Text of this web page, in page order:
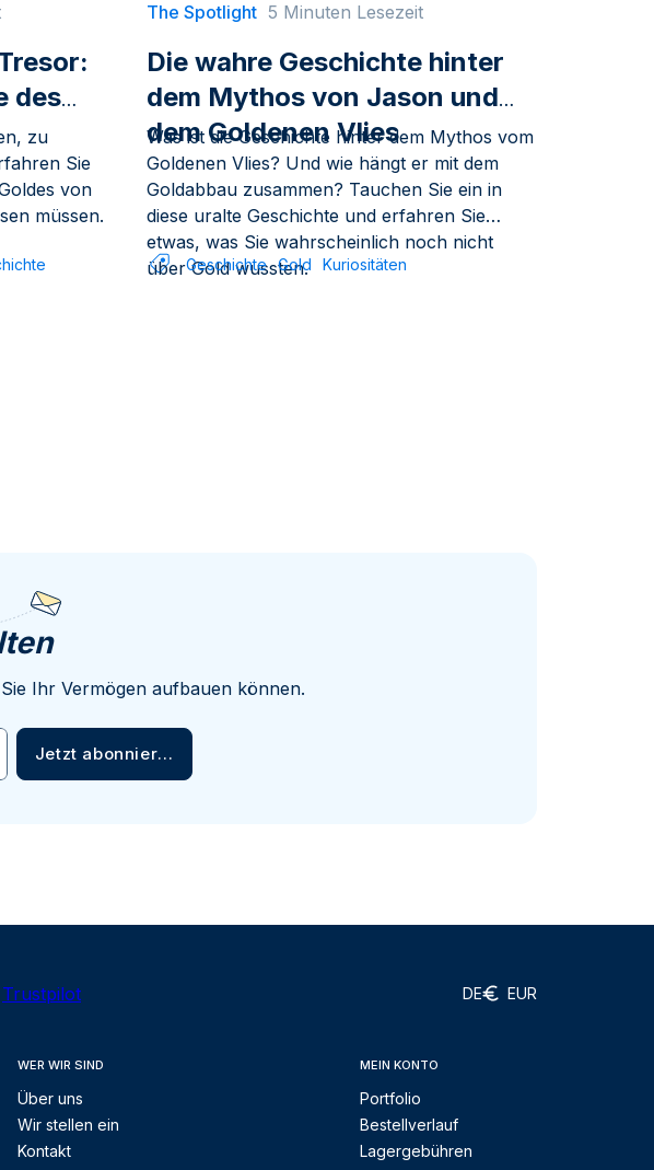
des
zu
Sie
von
müssen.
The Spotlight 5 Minuten Lesezeit
Die wahre Geschichte hinter
dem Mythos von Jason und
dem Goldenen Vlies
Was ist die Geschichte hinter dem Mythos vom
Goldenen Vlies? Und wie hängt er mit dem
Goldabbau zusammen? Tauchen Sie ein in
diese uralte Geschichte und erfahren Sie
etwas, was Sie wahrscheinlich noch nicht
über Gold wussten.
Geschichte Gold Kuriositäten
Ihr Vermögen aufbauen können.
Jetzt abonnieren
Trustpilot DE EUR
WER WIR SIND
Über uns
Wir stellen ein
Kontakt
MEIN KONTO
Portfolio
Bestellverlauf
Lagergebühren